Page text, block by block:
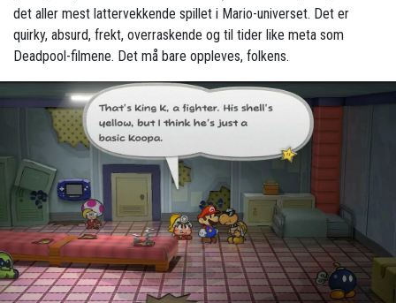
det aller mest lattervekkende spillet i Mario-universet. Det er
quirky, absurd, frekt, overraskende og til tider like meta som
Deadpool-filmene. Det må bare oppleves, folkens.